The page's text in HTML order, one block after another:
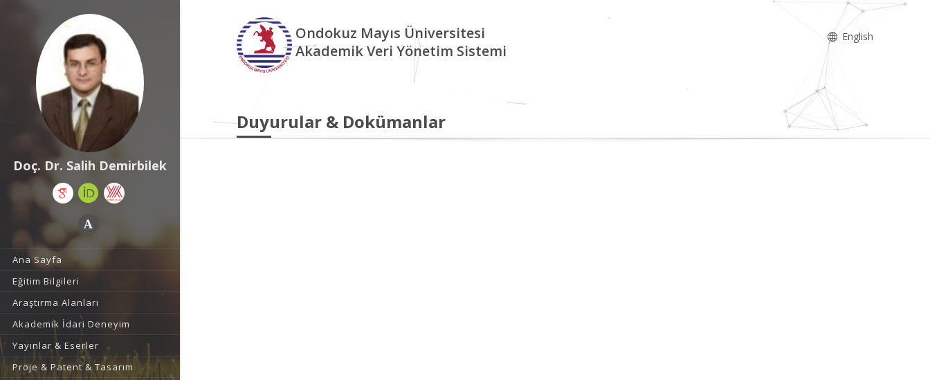
Doç. Dr. Salih Demirbilek
Ana Sayfa
Eğitim Bilgileri
Araştırma Alanları
Akademik İdari Deneyim
Yayınlar & Eserler
Proje & Patent & Tasarım
Ondokuz Mayıs Üniversitesi
Akademik Veri Yönetim Sistemi
English
Duyurular & Dokümanlar